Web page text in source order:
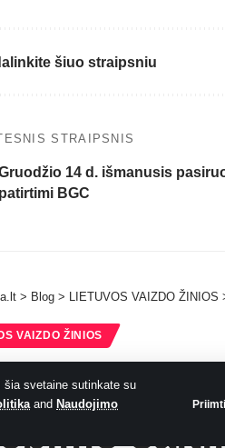
šia svetaine sutinkate su
and Naudojimo
Priimti
šiuo straipsniu
STRAIPSNIS
14 d. išmanusis
patirtimi BGC
> Blog > LIETUVOS VAIZDO ŽINIOS
VAIZDO ŽINIOS